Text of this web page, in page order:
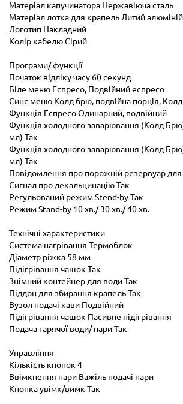
Матеріал капучинатора Нержавіюча сталь
Матеріал лотка для крапель Литий алюміній
Логотип Накладний
Колір кабелю Сірий
Програми/ функції
Початок відліку часу 60 секунд
Біле меню Еспресо, Подвійний еспресо
Синє меню Колд брю, подвійна порція,
Функція Еспресо Одинарний, подвійний
Функція холодного заварювання (Колд
мл) Так
Функція холодного заварювання (Колд
мл) Так
Повідомлення про порожній резервуар для
Сигнал про декальцинацію Так
Регульований режим Stend-by Так
Режим Stand-by 10 хв./ 30 хв./ 40 хв.
Технічні характеристики
Система нагрівання Термоблок
Діаметр ріжка 58 мм
Підігрівання чашок Так
Знімний контейнер для води Так
Піддон для збирання крапель Так
Вузол подачі кави Подвійний
Підігрівання чашок Пасивне підігрівання
Подача гарячої води/ пари Так
Управління
Кількість кнопок 4
Ввімкнення пари Важіль подачі пари
Кнопка увімк/вимк Так